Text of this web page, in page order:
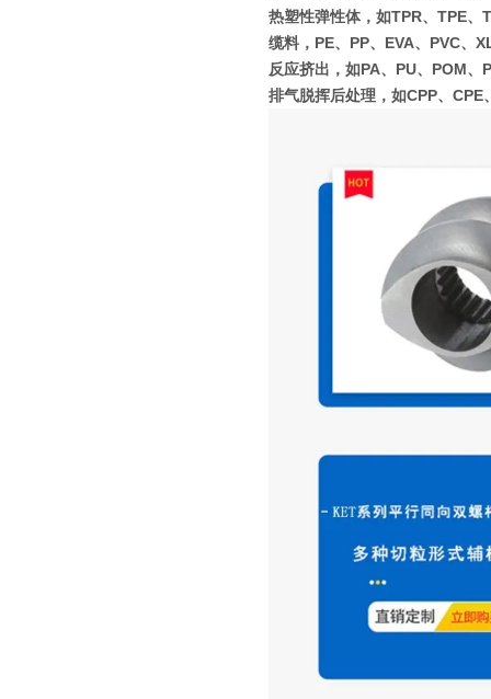
热塑性弹性体，如TPR、TPE、
缆料，PE、PP、EVA、PVC、
反应挤出，如PA、PU、POM、
排气脱挥后处理，如CPP、